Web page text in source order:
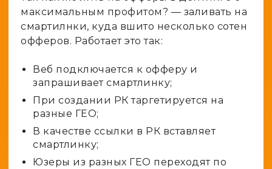
максимальным профитом? — заливать на
смартилнки, куда вшито несколько сотен
офферов. Работает это так:
Веб подключается к офферу и
запрашивает смартлинку;
При создании РК таргетируется на
разные ГЕО;
В качестве ссылки в РК вставляет
смартлинку;
Юзеры из разных ГЕО переходят по